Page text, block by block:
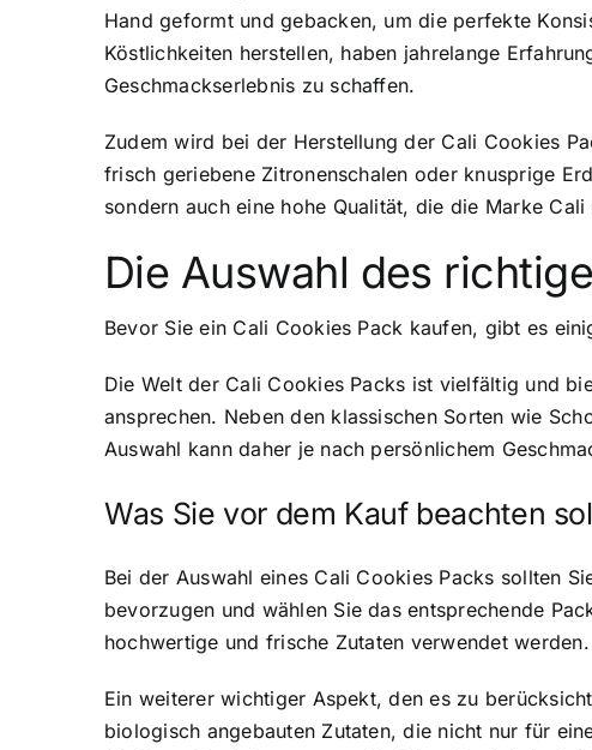
Hand geformt und gebacken, um die perfekte
Köstlichkeiten herstellen, haben jahrelange
Geschmackserlebnis zu schaffen.
Zudem wird bei der Herstellung der Cali Cookies
frisch geriebene Zitronenschalen oder knusprige
sondern auch eine hohe Qualität, die die Marke
Die Auswahl des
Bevor Sie ein Cali Cookies Pack kaufen, gibt es
Die Welt der Cali Cookies Packs ist vielfältig und
ansprechen. Neben den klassischen Sorten wie
Auswahl kann daher je nach persönlichem
Was Sie vor dem Kauf beachten
Bei der Auswahl eines Cali Cookies Packs sollten
bevorzugen und wählen Sie das entsprechende
hochwertige und frische Zutaten verwendet werden.
Ein weiterer wichtiger Aspekt, den es zu
biologisch angebauten Zutaten, die nicht nur für